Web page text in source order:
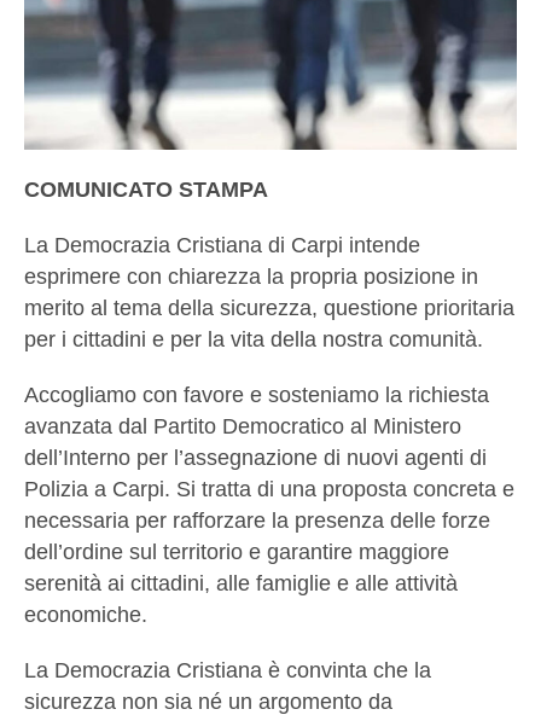
COMUNICATO STAMPA
La Democrazia Cristiana di Carpi intende
esprimere con chiarezza la propria posizione in
merito al tema della sicurezza, questione prioritaria
per i cittadini e per la vita della nostra comunità.
Accogliamo con favore e sosteniamo la richiesta
avanzata dal Partito Democratico al Ministero
dell’Interno per l’assegnazione di nuovi agenti di
Polizia a Carpi. Si tratta di una proposta concreta e
necessaria per rafforzare la presenza delle forze
dell’ordine sul territorio e garantire maggiore
serenità ai cittadini, alle famiglie e alle attività
economiche.
La Democrazia Cristiana è convinta che la
sicurezza non sia né un argomento da